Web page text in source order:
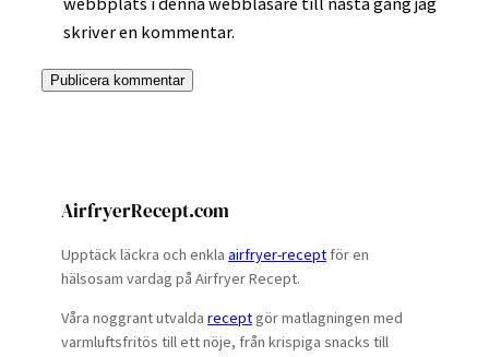
skriver en kommentar.
AirfryerRecept.com
Upptäck läckra och enkla airfryer-recept för en
hälsosam vardag på Airfryer Recept.
Våra noggrant utvalda receptgör matlagningen med
varmluftsfritös till ett nöje, från krispiga snacks till